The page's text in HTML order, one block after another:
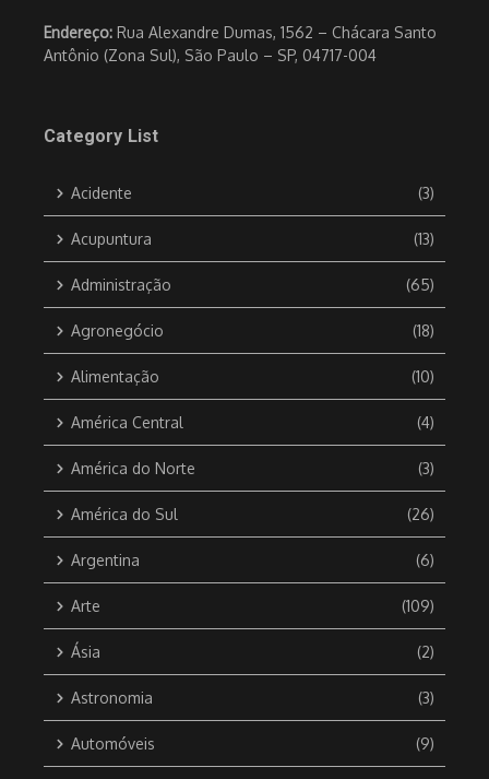
Endereço: Rua Alexandre Dumas, 1562 – Chácara Santo
Antônio (Zona Sul), São Paulo – SP, 04717-004
Category List
Acidente (3)
Acupuntura (13)
Administração (65)
Agronegócio (18)
Alimentação (10)
América Central (4)
América do Norte (3)
América do Sul (26)
Argentina (6)
Arte (109)
Ásia (2)
Astronomia (3)
Automóveis (9)